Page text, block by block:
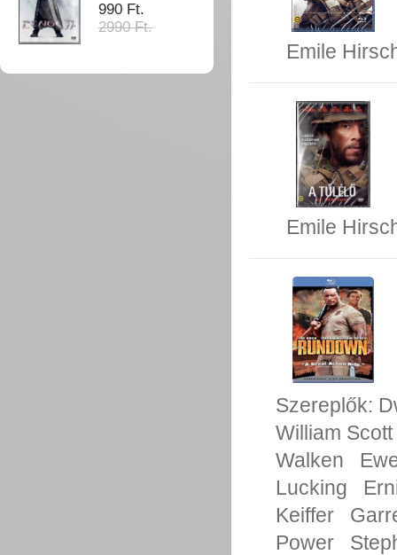
990 Ft.
2990 Ft.
Emile
Emile
Szereplők:
William Scott
Walken
Lucking
Keiffer
Power